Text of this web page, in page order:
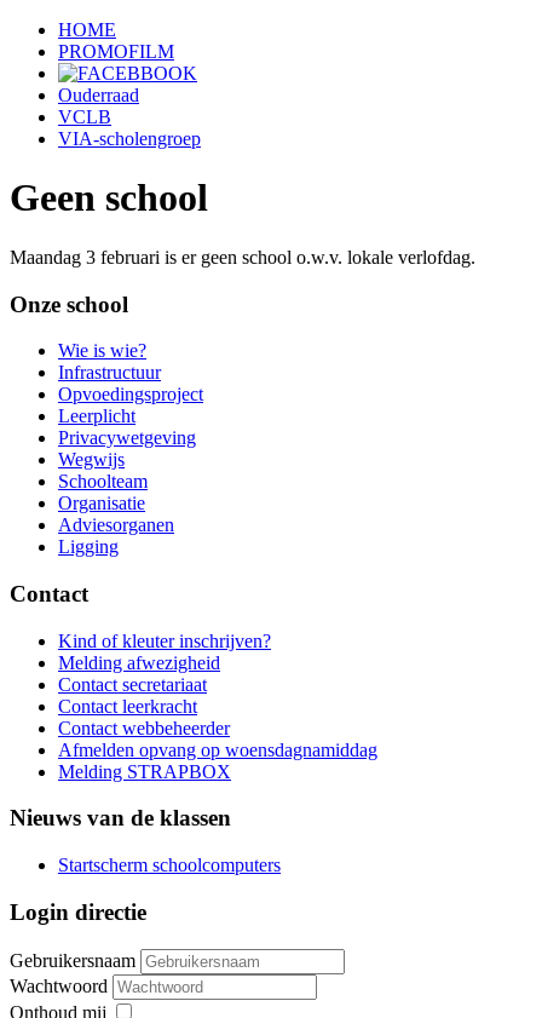
HOME
PROMOFILM
Ouderraad
VCLB
VIA-scholengroep
Geen school
Maandag 3 februari is er geen school o.w.v. lokale verlofdag.
Onze school
Wie is wie?
Infrastructuur
Opvoedingsproject
Leerplicht
Privacywetgeving
Wegwijs
Schoolteam
Organisatie
Adviesorganen
Ligging
Contact
Kind of kleuter inschrijven?
Melding afwezigheid
Contact secretariaat
Contact leerkracht
Contact webbeheerder
Afmelden opvang op woensdagnamiddag
Melding STRAPBOX
Nieuws van de klassen
Startscherm schoolcomputers
Login directie
Gebruikersnaam
Wachtwoord
Onthoud mij